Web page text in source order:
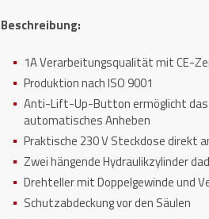
Beschreibung:
1A Verarbeitungsqualität mit CE-
Produktion nach ISO 9001
Anti-Lift-Up-Button ermöglicht das
automatisches Anheben
Praktische 230 V Steckdose direkt
Zwei hängende Hydraulikzylinder
Drehteller mit Doppelgewinde und
Schutzabdeckung vor den Säulen